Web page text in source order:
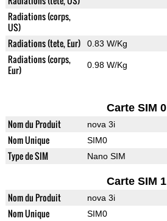
Radiations (corps,
US)
Radiations (tete, Eur) 0.83 W/Kg
Radiations (corps,
Eur)
0.98 W/Kg
Carte SIM 0
Nom du Produit nova 3i
Nom Unique SIM0
Type de SIM Nano SIM
Carte SIM 1
Nom du Produit nova 3i
Nom Unique SIM0